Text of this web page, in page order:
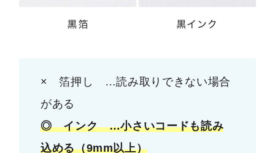
× 箔押し …読み取りできない場合
がある
◎ インク …小さいコードも読み
込める（9mm以上）